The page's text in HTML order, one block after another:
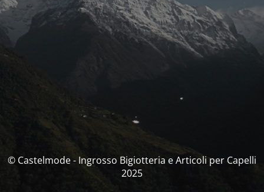
© Castelmode - Ingrosso Bigiotteria e Articoli per Capelli
2025